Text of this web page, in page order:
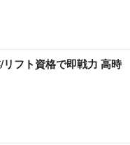
フト資格で即戦力 高時